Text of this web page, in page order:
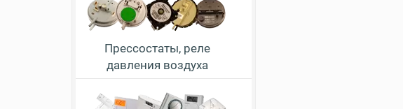
Прессостаты, реле
давления воздуха